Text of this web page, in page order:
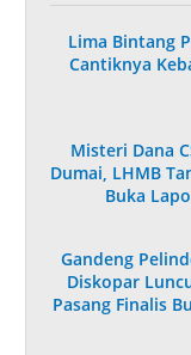
Lima Bintang
Cantiknya
Misteri Dana
Dumai, LHMB
Buka
Gandeng
Diskopar
Pasang Finalis